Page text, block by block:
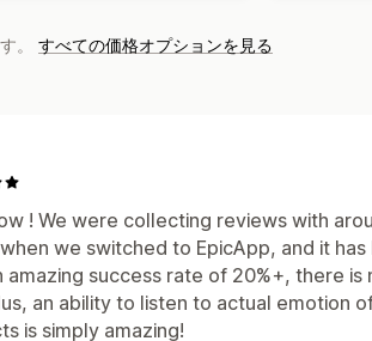
。 すべての価格オプションを見る
! We were collecting reviews with
we switched to EpicApp, and it
amazing success rate of 20%+, there
an ability to listen to actual emotion
is simply amazing!